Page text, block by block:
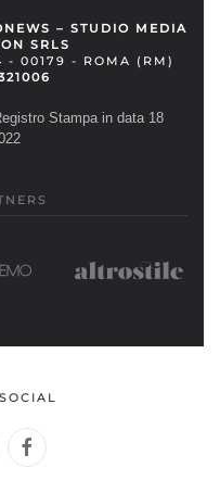
– STUDIO MEDIA
SRLS
- 00179 - ROMA (RM)
Stampa in data 18